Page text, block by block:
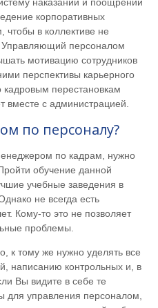
корпоративных
чтобы в коллективе не
Управляющий персоналом
мотивацию сотрудников
перспективы карьерного
перестановкам
с администрацией.
по персоналу?
по кадрам, нужно
обучение данной
учебные заведения в
не всегда есть
Кому-то это не позволяет
проблемы.
к тому же нужно уделять все
написанию контрольных и, в
Вы видите в себе те
для управления персоналом,